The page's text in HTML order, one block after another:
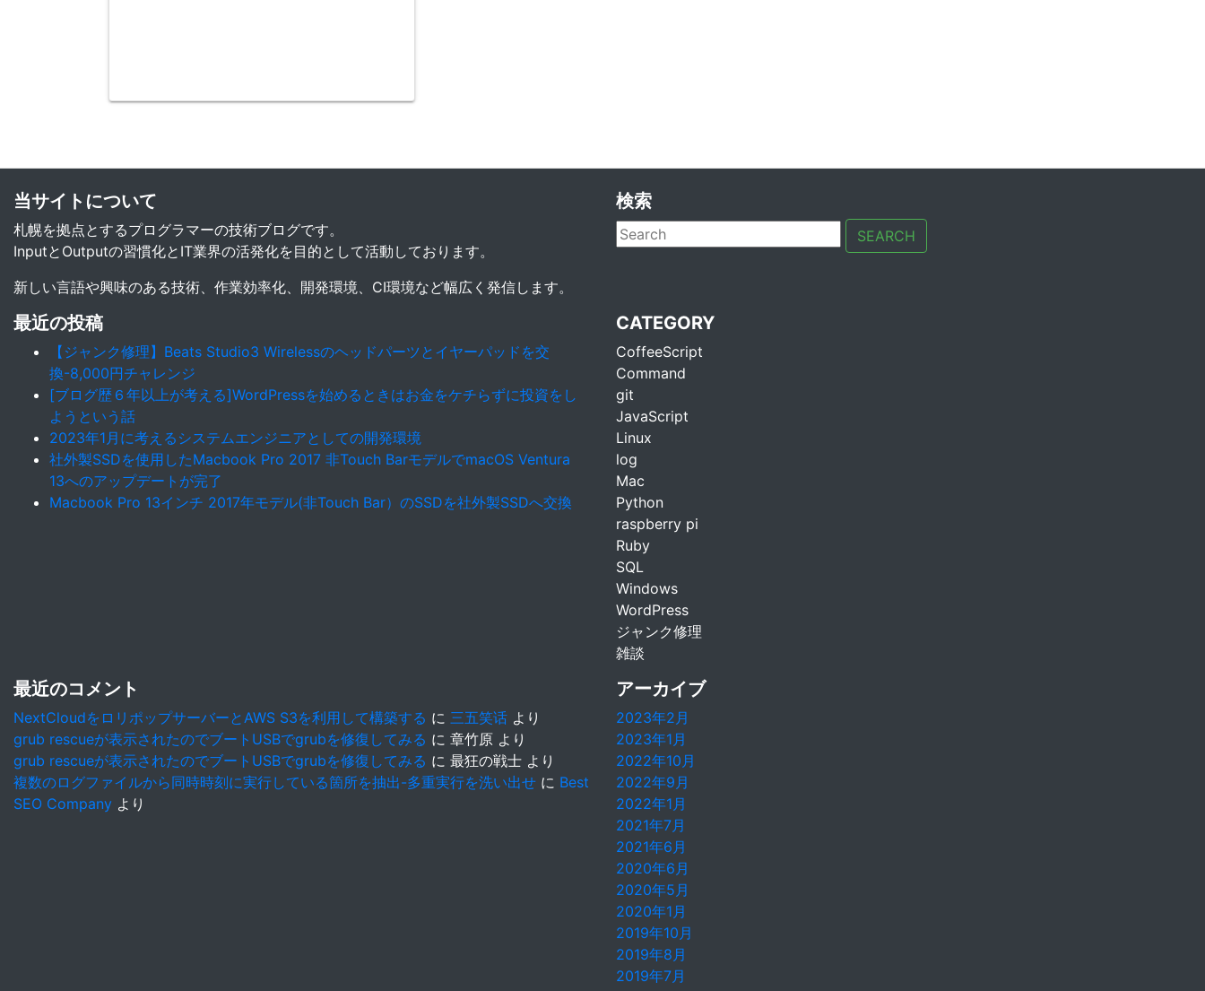
当サイトについて
札幌を拠点とするプログラマーの技術ブログです。
InputとOutputの習慣化とIT業界の活発化を目的として活動しております。
新しい言語や興味のある技術、作業効率化、開発環境、CI環境など幅広く発信します。
検索
SEARCH
最近の投稿
【ジャンク修理】Beats Studio3 Wirelessのヘッドパーツとイヤーパッドを交
換-8,000円チャレンジ
[ブログ歴６年以上が考える]WordPressを始めるときはお金をケチらずに投資をし
ようという話
2023年1月に考えるシステムエンジニアとしての開発環境
社外製SSDを使用したMacbook Pro 2017 非Touch BarモデルでmacOS Ventura
13へのアップデートが完了
Macbook Pro 13インチ 2017年モデル(非Touch Bar）のSSDを社外製SSDへ交換
CATEGORY
CoffeeScript
Command
git
JavaScript
Linux
log
Mac
Python
raspberry pi
Ruby
SQL
Windows
WordPress
ジャンク修理
雑談
最近のコメント
NextCloudをロリポップサーバーとAWS S3を利用して構築する に 三五笑话 より
grub rescueが表示されたのでブートUSBでgrubを修復してみる に 章竹原 より
grub rescueが表示されたのでブートUSBでgrubを修復してみる に 最狂の戦士 より
複数のログファイルから同時時刻に実行している箇所を抽出-多重実行を洗い出せ に Best
SEO Company より
アーカイブ
2023年2月
2023年1月
2022年10月
2022年9月
2022年1月
2021年7月
2021年6月
2020年6月
2020年5月
2020年1月
2019年10月
2019年8月
2019年7月